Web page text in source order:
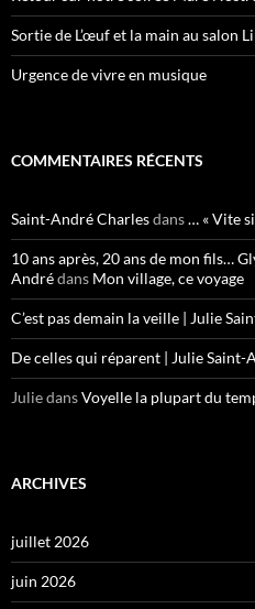
Sortie de L’œuf et la main au salon
Urgence de vivre en musique
COMMENTAIRES RÉCENTS
Saint-André Charlesdans… « Vite
10 ans après, 20 ans de mon fils…
Andrédans Mon village, ce voyage
C’est pas demain la veille | Julie
De celles qui réparent | Julie Saint-
JuliedansVoyelle la plupart du
ARCHIVES
juillet 2026
juin 2026